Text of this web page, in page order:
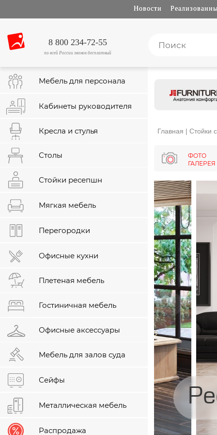
Новости
8 800 234-72-55
по всей России звонок бесплатный
Главная | Стойки
ФОТО
ГАЛЕРЕЯ
Мебель для персонала
Кабинеты руководителя
Кресла и стулья
Столы
Стойки ресепшн
Мягкая мебель
Перегородки
Офисные кухни
Плетеная мебель
Гостиничная мебель
Офисные аксессуары
Мебель для залов суда
Сейфы
Металлическая мебель
Распродажа